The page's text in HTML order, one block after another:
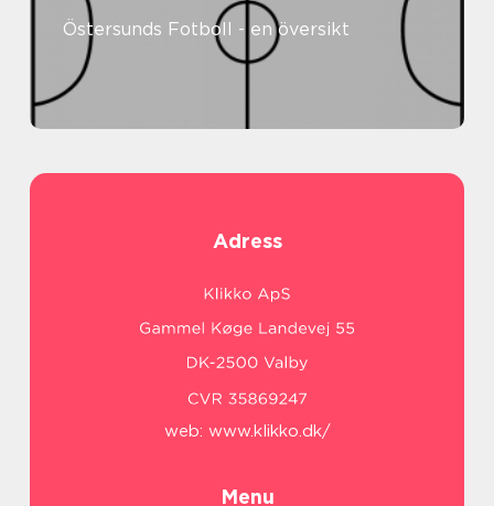
Östersunds Fotboll - en översikt
Adress
web: www.klikko.dk/
Menu